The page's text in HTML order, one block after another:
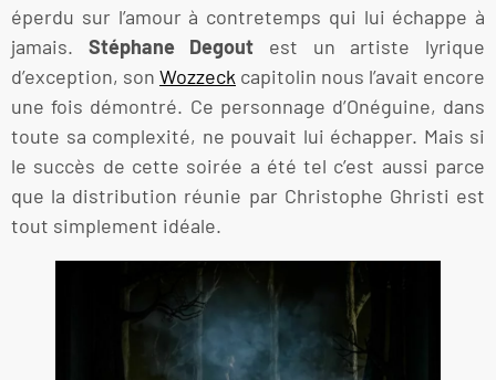
éperdu sur l’amour à contretemps qui lui échappe à
jamais. Stéphane Degout est un artiste lyrique
d’exception, son Wozzeck capitolin nous l’avait encore
une fois démontré. Ce personnage d’Onéguine, dans
toute sa complexité, ne pouvait lui échapper. Mais si
le succès de cette soirée a été tel c’est aussi parce
que la distribution réunie par Christophe Ghristi est
tout simplement idéale.